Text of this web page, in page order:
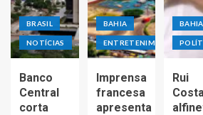
BRASIL
NOTÍCIAS
Banco
Central
corta
BAHIA
ENTRETENIMENTO
Imprensa
francesa
apresenta
BAHIA
Rui